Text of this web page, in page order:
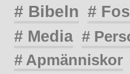
# Bibeln #
# Media #
# Apmänniskor